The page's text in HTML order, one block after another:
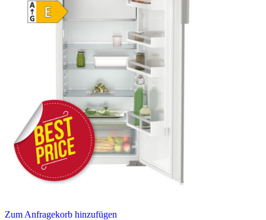
Zum Anfragekorb hinzufügen